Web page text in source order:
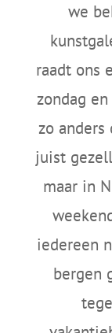
we
raadt ons
zondag
zo
juist
maar in
iedereen
bergen